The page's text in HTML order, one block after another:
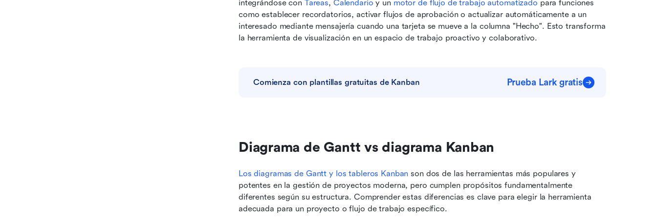
integrándose con Tareas, Calendario y un motor de flujo de trabajo automatizado para funciones
como establecer recordatorios, activar flujos de aprobación o actualizar automáticamente a un
interesado mediante mensajería cuando una tarjeta se mueve a la columna "Hecho". Esto transforma
la herramienta de visualización en un espacio de trabajo proactivo y colaborativo.
Comienza con plantillas gratuitas de Kanban Prueba Lark gratis
Diagrama de Gantt vs diagrama Kanban
Los diagramas de Gantt y los tableros Kanban son dos de las herramientas más populares y
potentes en la gestión de proyectos moderna, pero cumplen propósitos fundamentalmente
diferentes según su estructura. Comprender estas diferencias es clave para elegir la herramienta
adecuada para un proyecto o flujo de trabajo específico.